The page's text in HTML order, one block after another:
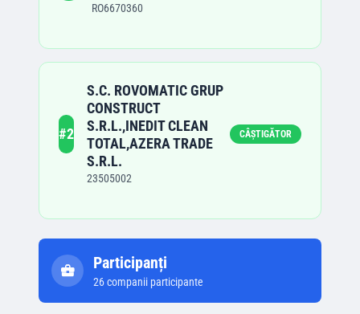
RO6670360
#2
S.C. ROVOMATIC GRUP
CONSTRUCT
S.R.L.,INEDIT CLEAN
TOTAL,AZERA TRADE
S.R.L.
23505002
CÂȘTIGĂTOR
Participanți
26companii participante